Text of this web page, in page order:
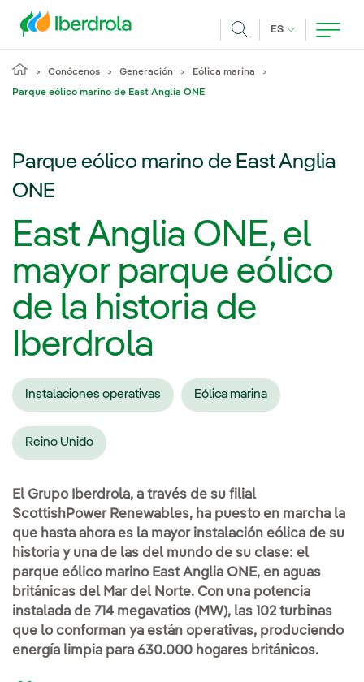
ES IDIOMA
Conócenos Generación Eólica marina
Parque eólico marino de East Anglia ONE
Parque eólico marino de East Anglia
ONE
East Anglia ONE, el
mayor parque eólico
de la historia de
Iberdrola
Instalaciones operativas Eólica marina
Reino Unido
El Grupo Iberdrola, a través de su filial
ScottishPower Renewables, ha puesto en marcha la
que hasta ahora es la mayor instalación eólica de su
historia y una de las del mundo de su clase: el
parque eólico marino East Anglia ONE, en aguas
británicas del Mar del Norte. Con una potencia
instalada de 714 megavatios (MW), las 102 turbinas
que lo conforman ya están operativas, produciendo
energía limpia para 630.000 hogares británicos.